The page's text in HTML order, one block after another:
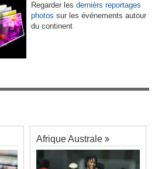
Regarder les dernièrs reportages
photos sur les événements autour
du continent
Afrique Australe